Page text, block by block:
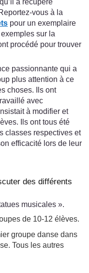
a récupéré
vous à la
pour un exemplaire
sur la
procédé pour trouver
passionnante qui a
plus attention à ce
choses. Ils ont
avec
à modifier et
Ils ont tous été
classes respectives et
efficacité lors de leur
des différents
musicales ».
de 10-12 élèves.
groupe danse dans
Tous les autres